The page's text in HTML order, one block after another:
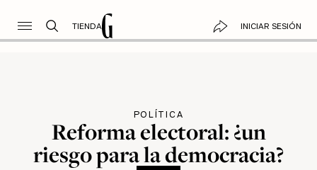
TIENDA INICIAR SESIÓN
POLÍTICA
Reforma electoral: ¿un
riesgo para la democracia?